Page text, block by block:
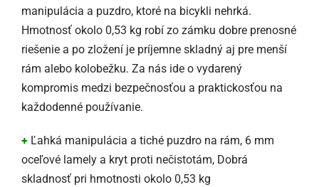
manipulácia a puzdro, ktoré na bicykli nehrká.
Hmotnosť okolo 0,53 kg robí zo zámku dobre prenosné
riešenie a po zložení je príjemne skladný aj pre menší
rám alebo kolobežku. Za nás ide o vydarený
kompromis medzi bezpečnosťou a praktickosťou na
každodenné používanie.
+ Ľahká manipulácia a tiché puzdro na rám, 6 mm
oceľové lamely a kryt proti nečistotám, Dobrá
skladnosť pri hmotnosti okolo 0,53 kg